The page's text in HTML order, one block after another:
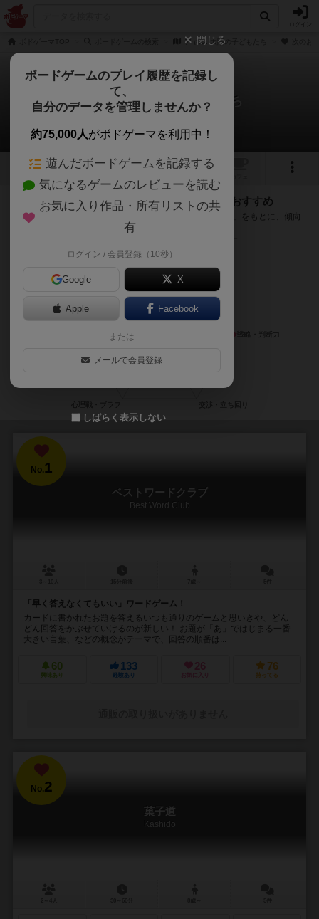
アヤル: 太陽の子どもたち
アヤル: 太陽の子どもたち
次のおすすめボードゲーム
5 2
『アヤル: 太陽の子どもたち』が好きな方へのおすすめ
このゲームのトップページで投票された「プレイ感の評価」をもとに、傾向
が近いボードゲームをランキング形式で紹介します。
No.1
ベストワードクラブ
Best Word Club
「早く答えなくてもいい」ワードゲーム！
カードに書かれたお題を答えるいつも通りのゲームと思いきや、どん
どん回答をかぶせていけるのが新しい！ お題が「あ」ではじまる一番
大きい言葉、などの概念がテーマで、回答の順番は...
60
興味あり
133
経験あり
26
お気に入り
76
持ってる
No.2
菓子道
Kashido
閉じる
ボードゲームのプレイ履歴を記録し
て、
自分のデータを管理しませんか？
約75,000人がボドゲーマを利用中！
遊んだボードゲームを記録する
気になるゲームのレビューを読む
お気に入り作品・所有リストの共
有
ログイン / 会員登録（10秒）
Google X
Apple Facebook
または
メールで会員登録
しばらく表示しない